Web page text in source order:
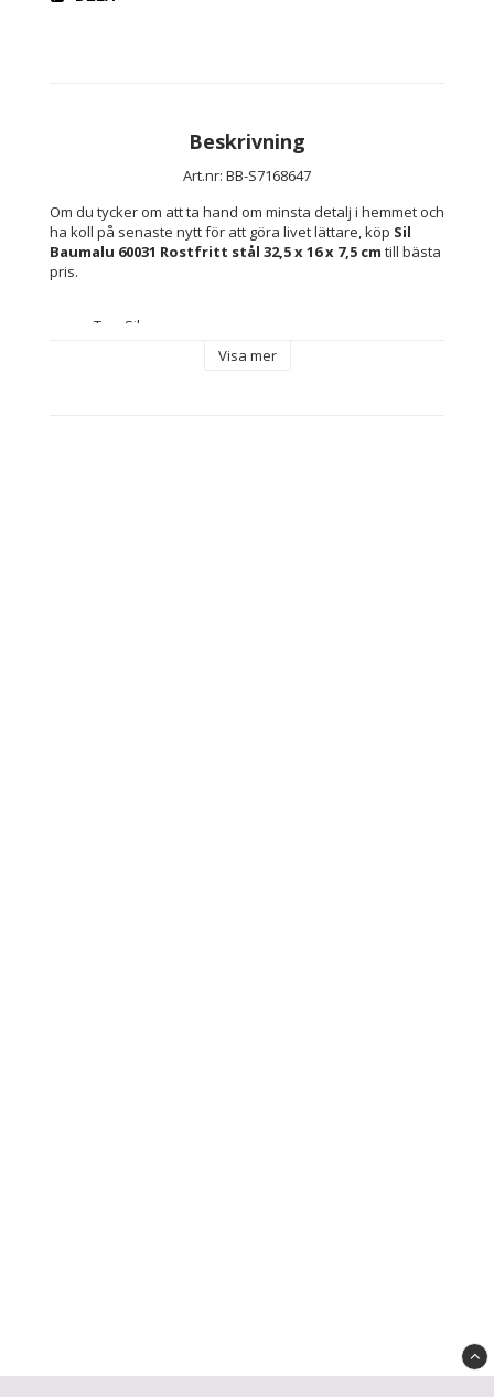
Beskrivning
Art.nr: BB-S7168647
Om du tycker om att ta hand om minsta detalj i hemmet och
ha koll på senaste nytt för att göra livet lättare, köp Sil
Baumalu 60031 Rostfritt stål 32,5 x 16 x 7,5 cm till bästa
pris.
Typ: Sil
Mått ca: 32,5 x 16 x 7,5 cm
Visa mer